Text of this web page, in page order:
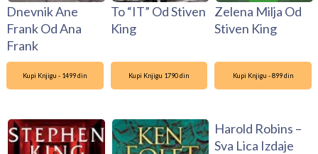
Dnevnik Ane
Frank Od Ana
Frank
To “IT” Od Stiven
King
Zelena Milja Od
Stiven King
Kupi Knjigu - 1499 din Kupi Knjigu 1790 din Kupi Knjigu - 899 din
Harold Robins –
Sva Lica Izdaje